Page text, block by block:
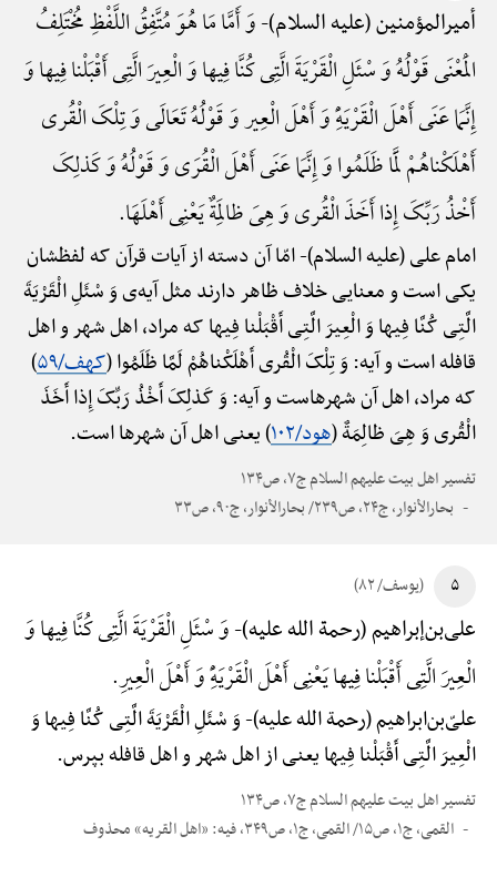
أمیرالمؤمنین (علیه السلام)-وَ أَمَّا مَا هُوَ مُتَّفِقُ اللَّفْظِ مُخْتَلِفُ
الْمَعْنَی قَوْلُهُ وَ سْئَلِ الْقَرْیَةَ الَّتِی کُنَّا فِیها وَ الْعِیرَ الَّتِی أَقْبَلْنا فِیها وَ
إِنَّمَا عَنَی أَهْلَ الْقَرْیَهًِْ وَ أَهْلَ الْعِیر وَ قَوْلُهُ تَعَالَی وَ تِلْکَ الْقُری
أَهْلَکْناهُمْ لَمَّا ظَلَمُوا وَ إِنَّمَا عَنَی أَهْلَ الْقُرَی وَ قَوْلُهُ وَ کَذلِکَ
أَخْذُ رَبِّکَ إِذا أَخَذَ الْقُری وَ هِیَ ظالِمَةٌ یَعْنِی أَهْلَهَا.
امام علی (علیه السلام)-امّا آن دسته از آیات قرآن که لفظشان
یکی است و معنایی خلاف ظاهر دارند مثل آیه‌ی وَ سْئَلِ الْقَرْیَةَ
الَّتِی کُنَّا فِیها وَ الْعِیرَ الَّتِی أَقْبَلْنا فِیها که مراد، اهل شهر و اهل
قافله است و آیه: وَ تِلْکَ الْقُری أَهْلَکْناهُمْ لَمَّا ظَلَمُوا (کهف/۵۹
)
که مراد، اهل آن شهرهاست و آیه: وَ کَذلِکَ أَخْذُ رَبِّکَ إِذا أَخَذَ
الْقُری وَ هِیَ ظالِمَةٌ (هود/۱۰۲ ) یعنی اهل آن شهرها است.
تفسیر اهل بیت علیهم السلام ج۷، ص۱۳۴
بحارالأنوار، ج۲۴، ص۲۳۹/ بحارالأنوار، ج۹۰، ص۳۳
۵ (یوسف/ ۸۲)
علی‌بن‌إبراهیم (رحمة الله علیه)-وَ سْئَلِ الْقَرْیَةَ الَّتِی کُنَّا فِیها وَ
الْعِیرَ الَّتِی أَقْبَلْنا فِیها یَعْنِی أَهْلَ الْقَرْیَهًِْ وَ أَهْلَ الْعِیرِ.
علیّ‌بن‌ابراهیم (رحمة الله علیه)-وَ سْئَلِ الْقَرْیَةَ الَّتِی کُنَّا فِیها وَ
الْعِیرَ الَّتِی أَقْبَلْنا فِیها یعنی از اهل شهر و اهل قافله بپرس.
تفسیر اهل بیت علیهم السلام ج۷، ص۱۳۴
القمی، ج۱، ص۱۵/ القمی، ج۱، ص۳۴۹، فیه: «اهل القریه» محذوف